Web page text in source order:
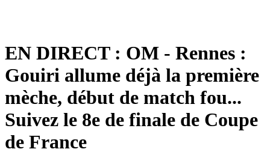
EN DIRECT : OM - Rennes :
Gouiri allume déjà la première
mèche, début de match fou...
Suivez le 8e de finale de Coupe
de France